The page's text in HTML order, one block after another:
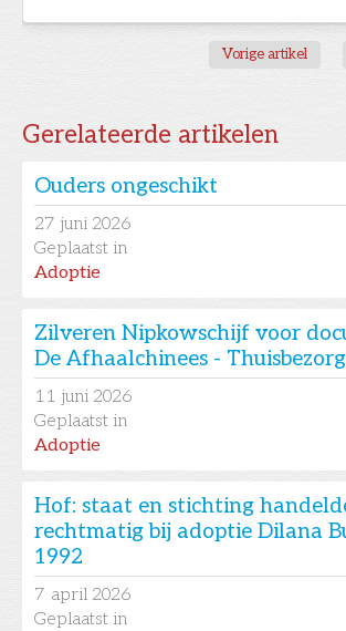
Vorige artikel
Gerelateerde artikelen
Ouders ongeschikt
27 juni 2026
Geplaatst in
Adoptie
Zilveren Nipkowschijf voor
De Afhaalchinees -
11 juni 2026
Geplaatst in
Adoptie
Hof: staat en stichting
rechtmatig bij adoptie Dilana
1992
7 april 2026
Geplaatst in